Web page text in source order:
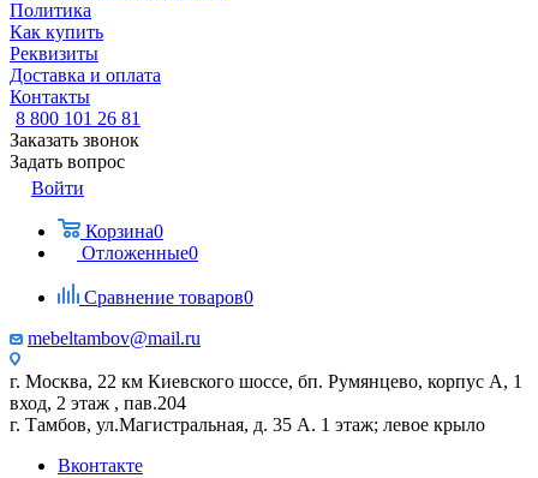
Политика
Как купить
Реквизиты
Доставка и оплата
Контакты
8 800 101 26 81
Заказать звонок
Задать вопрос
Войти
Корзина0
Отложенные0
Сравнение товаров0
mebeltambov@mail.ru
г. Москва, 22 км Киевского шоссе, бп. Румянцево, корпус А, 1
вход, 2 этаж , пав.204
г. Тамбов, ул.Магистральная, д. 35 А. 1 этаж; левое крыло
Вконтакте